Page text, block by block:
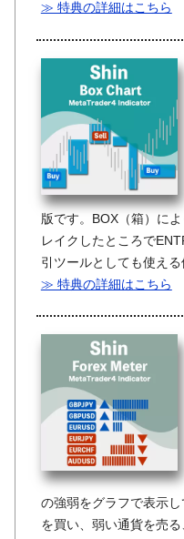
≫ 特典の詳細はこちら
版です。BOX（箱）に
レイクしたところで
引ツールとしても使える
≫ 特典の詳細はこちら
の強弱をグラフで表示
を買い、弱い通貨を売